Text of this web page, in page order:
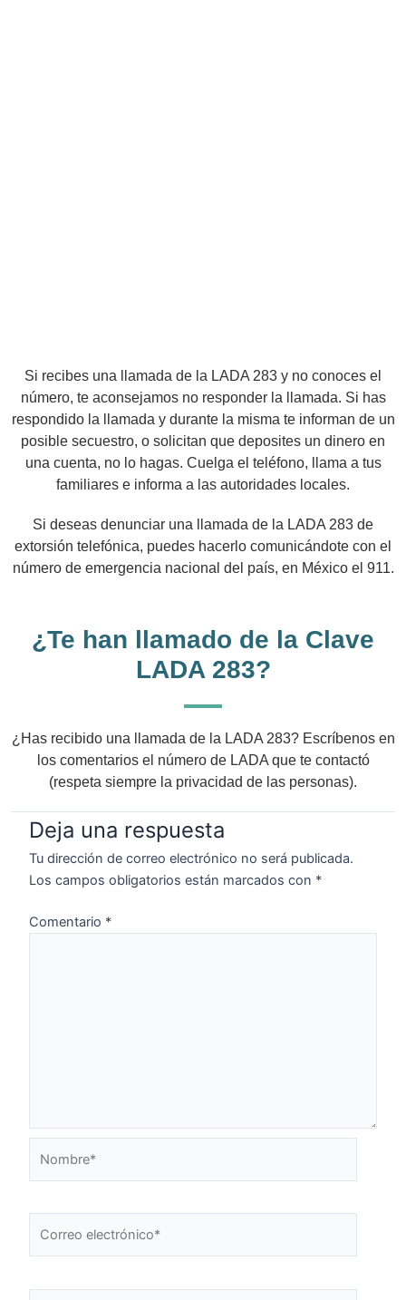
Si recibes una llamada de la LADA 283 y no conoces el
número, te aconsejamos no responder la llamada. Si has
respondido la llamada y durante la misma te informan de un
posible secuestro, o solicitan que deposites un dinero en
una cuenta, no lo hagas. Cuelga el teléfono, llama a tus
familiares e informa a las autoridades locales.
Si deseas denunciar una llamada de la LADA 283 de
extorsión telefónica, puedes hacerlo comunicándote con el
número de emergencia nacional del país, en México el 911.
¿Te han llamado de la Clave
LADA 283?
¿Has recibido una llamada de la LADA 283? Escríbenos en
los comentarios el número de LADA que te contactó
(respeta siempre la privacidad de las personas).
Deja una respuesta
Tu dirección de correo electrónico no será publicada.
Los campos obligatorios están marcados con *
Comentario *
electrónico*